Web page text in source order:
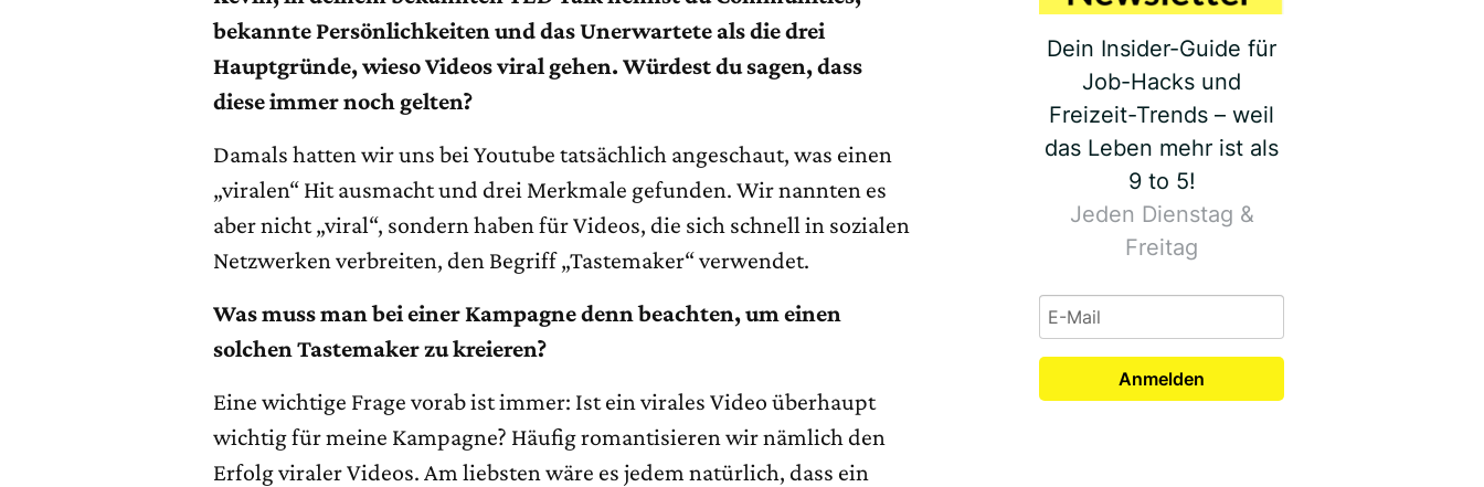
bekannte Persönlichkeiten und das Unerwartete als die drei
Hauptgründe, wieso Videos viral gehen. Würdest du sagen, dass
diese immer noch gelten?
Damals hatten wir uns bei Youtube tatsächlich angeschaut, was einen
„viralen“ Hit ausmacht und drei Merkmale gefunden. Wir nannten es
aber nicht „viral“, sondern haben für Videos, die sich schnell in sozialen
Netzwerken verbreiten, den Begriff „Tastemaker“ verwendet.
Was muss man bei einer Kampagne denn beachten, um einen
solchen Tastemaker zu kreieren?
Eine wichtige Frage vorab ist immer: Ist ein virales Video überhaupt
wichtig für meine Kampagne? Häufig romantisieren wir nämlich den
Erfolg viraler Videos. Am liebsten wäre es jedem natürlich, dass ein
Dein Insider-Guide für
Job-Hacks und
Freizeit-Trends – weil
das Leben mehr ist als
9 to 5!
Jeden Dienstag &
Freitag
Anmelden